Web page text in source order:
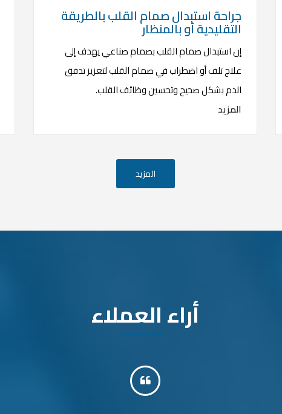
جراحة استبدال صمام القلب بالطريقة
التقليدية أو بالمنظار
إن استبدال صمام القلب بصمام صناعي يهدف إلى
علاج تلف أو اضطراب في صمام القلب لتعزيز تدفق
الدم بشكل صحيح وتحسين وظائف القلب.
المزيد
المزيد
أراء العملاء